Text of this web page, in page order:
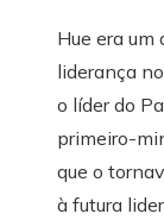
Hue era um
liderança
o líder do
primeiro-
que o
à futura